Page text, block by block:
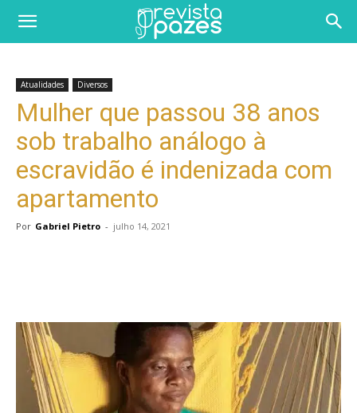
Atualidades Diversos
Mulher que passou 38 anos
sob trabalho análogo à
escravidão é indenizada com
apartamento
Por Gabriel Pietro - julho 14, 2021